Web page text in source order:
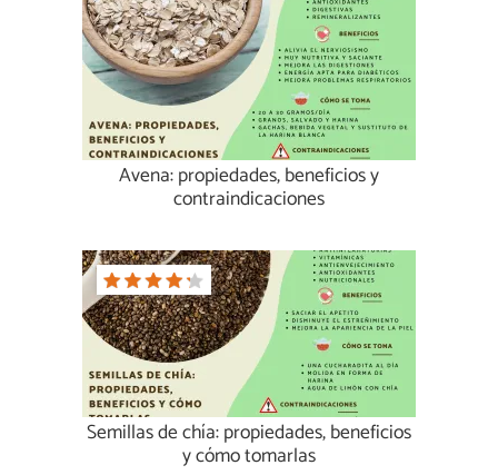
Avena: propiedades, beneficios y
contraindicaciones
Semillas de chía: propiedades, beneficios
y cómo tomarlas